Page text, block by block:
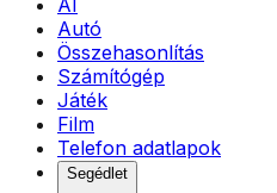
AI
Autó
Összehasonlítás
Számítógép
Játék
Film
Telefon adatlapok
Segédlet